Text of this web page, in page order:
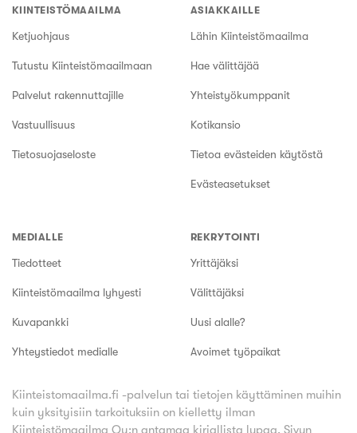
KIINTEISTÖMAAILMA
Ketjuohjaus
Tutustu Kiinteistömaailmaan
Palvelut rakennuttajille
Vastuullisuus
Tietosuojaseloste
ASIAKKAILLE
Lähin Kiinteistömaailma
Hae välittäjää
Yhteistyökumppanit
Kotikansio
Tietoa evästeiden käytöstä
Evästeasetukset
MEDIALLE
Tiedotteet
Kiinteistömaailma lyhyesti
Kuvapankki
Yhteystiedot medialle
REKRYTOINTI
Yrittäjäksi
Välittäjäksi
Uusi alalle?
Avoimet työpaikat
Kiinteistomaailma.fi -palvelun tai tietojen käyttäminen muihin
kuin yksityisiin tarkoituksiin on kielletty ilman
Kiinteistömaailma Oy:n antamaa kirjallista lupaa. Sivun